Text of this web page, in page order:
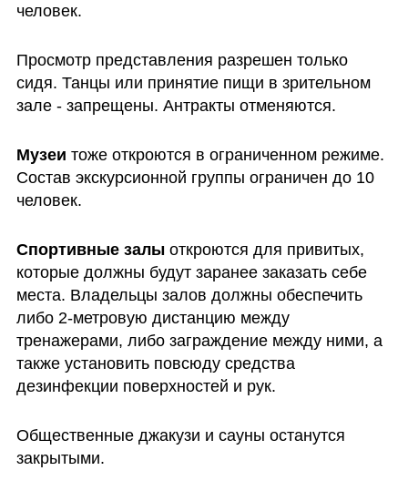
человек.
Просмотр представления разрешен только
сидя. Танцы или принятие пищи в зрительном
зале - запрещены. Антракты отменяются.
Музеи тоже откроются в ограниченном режиме.
Состав экскурсионной группы ограничен до 10
человек.
Спортивные залы откроются для привитых,
которые должны будут заранее заказать себе
места. Владельцы залов должны обеспечить
либо 2-метровую дистанцию между
тренажерами, либо заграждение между ними, а
также установить повсюду средства
дезинфекции поверхностей и рук.
Общественные джакузи и сауны останутся
закрытыми.